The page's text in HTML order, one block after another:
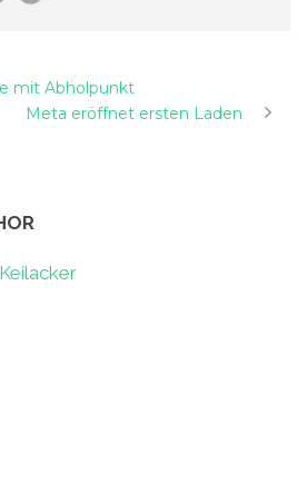
mit Abholpunkt
Meta eröffnet ersten Laden